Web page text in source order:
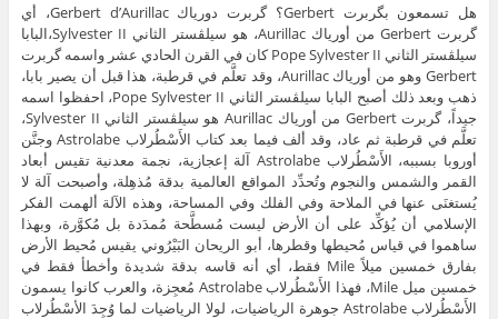
هل تسمعون بگربرت Gerbert؟ گربرت دورياك Gerbert d’Aurillac، أي
گربرت Gerbert من أورياك Aurillac، هو سيلڤستر الثاني Sylvester II،البابا
سيلڤستر الثاني Pope Sylvester II كان في القرن الحادي عشر واسمه گربرت
Gerbert وهو من أورياك Aurillac، وقد تعلَّم في قرطبة، هذا قبل أن يصير بابا،
ذهب وبعد ذلك أصبح البابا سيلڤستر الثاني Pope Sylvester II، احفظوا اسمه
جيداً، گربرت Gerbert من أورياك Aurillac هو سيلڤستر الثاني Sylvester II،
تعلَّم في قرطبة ثم عاد، وقد ألف فيما بعد كتاب الأَسْطُرلاب Astrolabe وجنَّن
أوروبا بسببه، الأَسْطُرلاب Astrolabe آلة إعجازية، نجمة معدنية تقيس أبعاد
القمر والشمس والنجوم وتُحدِّد المواقع العالمية بدقة مُذهِلة، وأصبحت آلة لا
يُستغنَى عنها في الملاحة وفي الفلك وفي المساحة، وهذه الآلة ألهمت الفكر
الإسلامي أن يُؤكِّد على أن الأرض ليست مُسطَّحة مُمدَدة بل مُكوَّرة، وبهذا
ساهموا في قياس مُحيطها وقطرها، أبو الريحان البَيْرُوني يقيس مُحيط الأرض
بفارق خمسين ميلاً Mile فقط، أي أنه قاسه بدقة شديدة وأخطأ فقط في
خمسين ميل Mile، فهذا الأَسْطُرلاب Astrolabe مُعجِزة، والعرب كانوا يسمون
الأَسْطُرلاب Astrolabe جوهرة الرياضيات، لولا الرياضيات لما وُجِدَ الأسْطُرلاب